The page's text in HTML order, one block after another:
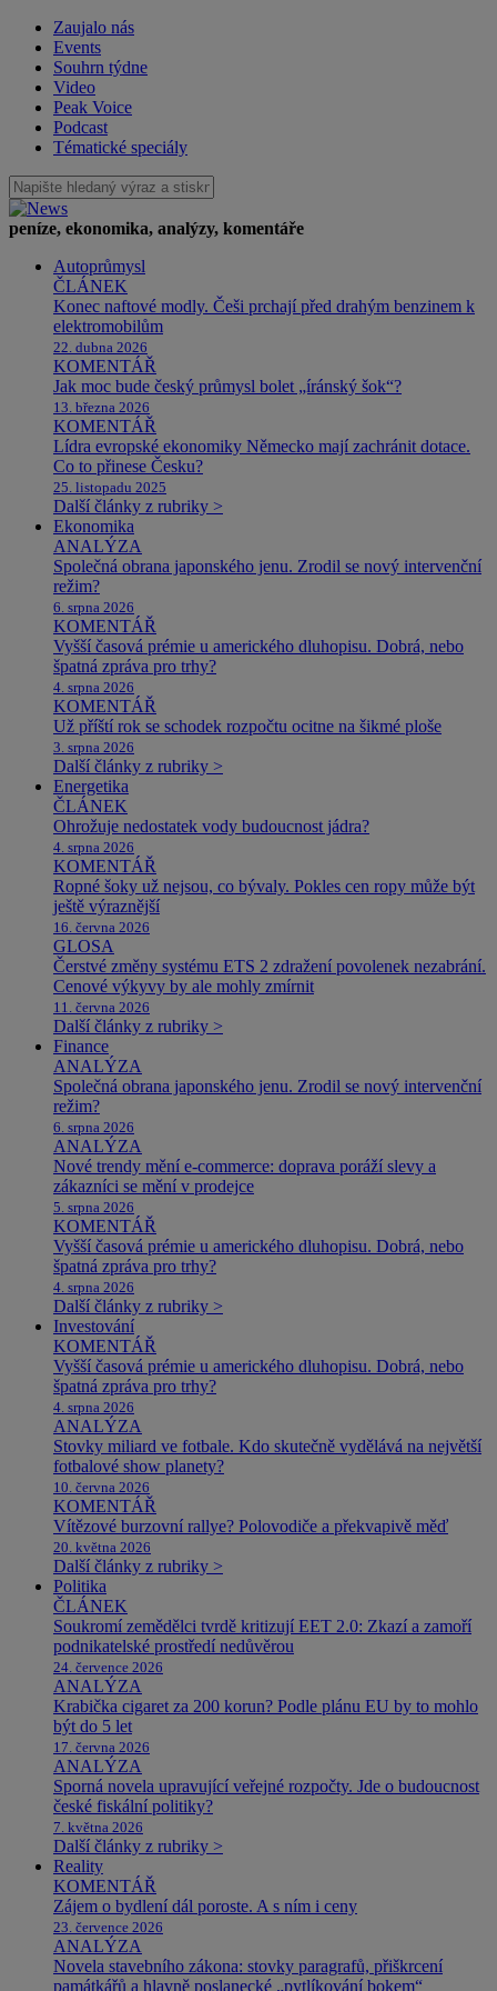
Zaujalo nás
Events
Souhrn týdne
Video
Peak Voice
Podcast
Tématické speciály
peníze, ekonomika, analýzy, komentáře
Autoprůmysl
ČLÁNEK
Konec naftové modly. Češi prchají před drahým benzinem k
elektromobilům
22. dubna 2026
KOMENTÁŘ
Jak moc bude český průmysl bolet „íránský šok“?
13. března 2026
KOMENTÁŘ
Lídra evropské ekonomiky Německo mají zachránit dotace.
Co to přinese Česku?
25. listopadu 2025
Další články z rubriky >
Ekonomika
ANALÝZA
Společná obrana japonského jenu. Zrodil se nový intervenční
režim?
6. srpna 2026
KOMENTÁŘ
Vyšší časová prémie u amerického dluhopisu. Dobrá, nebo
špatná zpráva pro trhy?
4. srpna 2026
KOMENTÁŘ
Už příští rok se schodek rozpočtu ocitne na šikmé ploše
3. srpna 2026
Další články z rubriky >
Energetika
ČLÁNEK
Ohrožuje nedostatek vody budoucnost jádra?
4. srpna 2026
KOMENTÁŘ
Ropné šoky už nejsou, co bývaly. Pokles cen ropy může být
ještě výraznější
16. června 2026
GLOSA
Čerstvé změny systému ETS 2 zdražení povolenek nezabrání.
Cenové výkyvy by ale mohly zmírnit
11. června 2026
Další články z rubriky >
Finance
ANALÝZA
Společná obrana japonského jenu. Zrodil se nový intervenční
režim?
6. srpna 2026
ANALÝZA
Nové trendy mění e-commerce: doprava poráží slevy a
zákazníci se mění v prodejce
5. srpna 2026
KOMENTÁŘ
Vyšší časová prémie u amerického dluhopisu. Dobrá, nebo
špatná zpráva pro trhy?
4. srpna 2026
Další články z rubriky >
Investování
KOMENTÁŘ
Vyšší časová prémie u amerického dluhopisu. Dobrá, nebo
špatná zpráva pro trhy?
4. srpna 2026
ANALÝZA
Stovky miliard ve fotbale. Kdo skutečně vydělává na největší
fotbalové show planety?
10. června 2026
KOMENTÁŘ
Vítězové burzovní rallye? Polovodiče a překvapivě měď
20. května 2026
Další články z rubriky >
Politika
ČLÁNEK
Soukromí zemědělci tvrdě kritizují EET 2.0: Zkazí a zamoří
podnikatelské prostředí nedůvěrou
24. července 2026
ANALÝZA
Krabička cigaret za 200 korun? Podle plánu EU by to mohlo
být do 5 let
17. června 2026
ANALÝZA
Sporná novela upravující veřejné rozpočty. Jde o budoucnost
české fiskální politiky?
7. května 2026
Další články z rubriky >
Reality
KOMENTÁŘ
Zájem o bydlení dál poroste. A s ním i ceny
23. července 2026
ANALÝZA
Novela stavebního zákona: stovky paragrafů, přiškrcení
památkářů a hlavně poslanecké „pytlíkování bokem“